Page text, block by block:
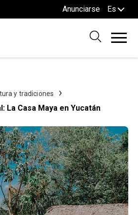
Anunciarse Es
y tradiciones
La Casa Maya en Yucatán